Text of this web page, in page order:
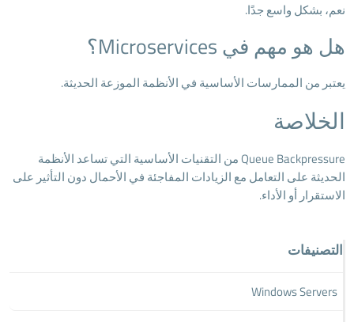
نعم، بشكل واسع جدًا.
هل هو مهم في Microservices؟
يعتبر من الممارسات الأساسية في الأنظمة الموزعة الحديثة.
الخلاصة
Queue Backpressure من التقنيات الأساسية التي تساعد الأنظمة
الحديثة على التعامل مع الزيادات المفاجئة في الأحمال دون التأثير على
الاستقرار أو الأداء.
التصنيفات
Windows Servers